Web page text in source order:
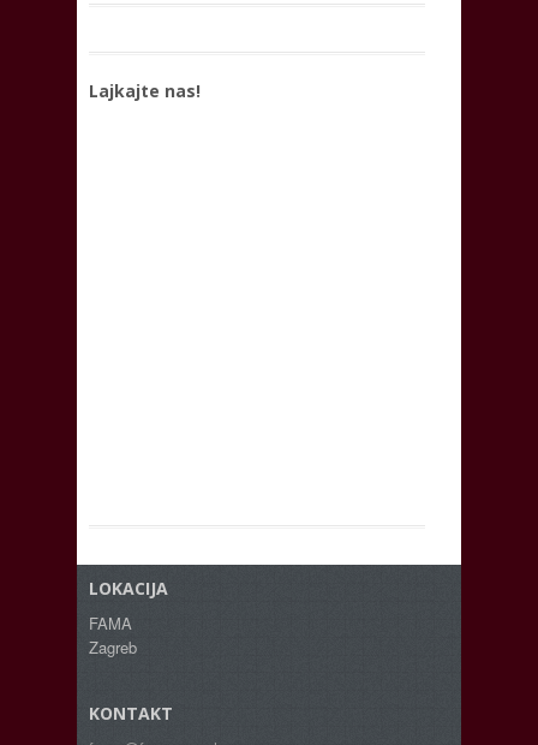
Lajkajte nas!
LOKACIJA
FAMA
Zagreb
KONTAKT